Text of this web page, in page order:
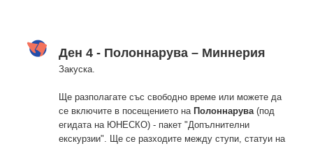
Ден 4 - Полоннарува – Миннерия
Закуска.
Ще разполагате със свободно време или можете да
се включите в посещението на Полоннарува (под
егидата на ЮНЕСКО) - пакет "Допълнителни
екскурзии". Ще се разходите между ступи, статуи на